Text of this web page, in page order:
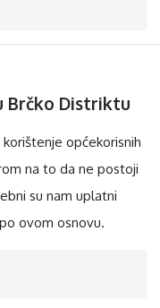
Brčko Distriktu
općekorisnih
na to da ne postoji
su nam uplatni
ovom osnovu.